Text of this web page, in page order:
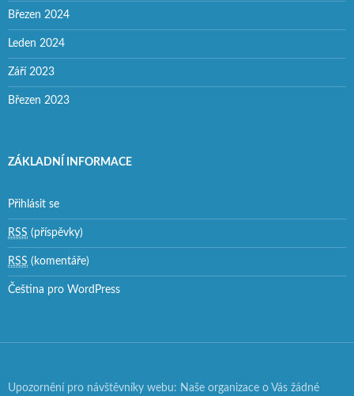
Březen 2024
Leden 2024
Září 2023
Březen 2023
ZÁKLADNÍ INFORMACE
Přihlásit se
RSS (příspěvky)
RSS (komentáře)
Čeština pro WordPress
Upozornění pro návštěvníky webu: Naše organizace o Vás žádné